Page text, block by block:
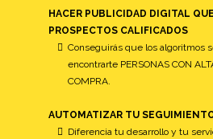
HACER PUBLICIDAD DIGITAL
PROSPECTOS CALIFICADOS
Conseguirás que los algoritmos
encontrarte PERSONAS CON
COMPRA.
AUTOMATIZAR TU
Diferencia tu desarrollo y tu